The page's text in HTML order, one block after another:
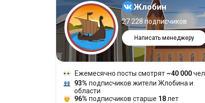
Жлобин
27 228 подписчиков
Написать менеджеру
Ежемесячно посты смотрят ~40 000чел.
93% подписчиков жители Жлобина и
области
96% подписчиков старше 18лет